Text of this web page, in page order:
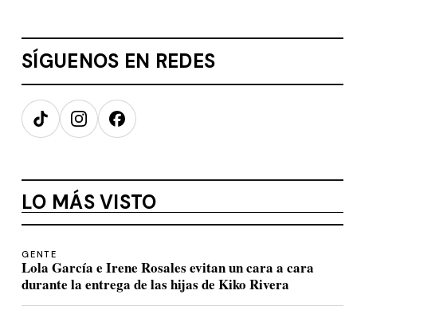
SÍGUENOS EN REDES
TikTokInstagramFacebook
LO MÁS VISTO
GENTE
Lola García e Irene Rosales evitan un cara a cara
durante la entrega de las hijas de Kiko Rivera